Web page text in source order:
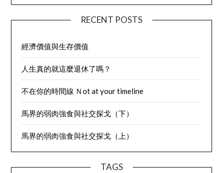
RECENT POSTS
經濟價值與生存價值
人生真的就這麼退休了嗎？
不在你的時間線 Ｎot at your timeline
馬界的弱肉強食與社交探戈（下）
馬界的弱肉強食與社交探戈（上）
TAGS